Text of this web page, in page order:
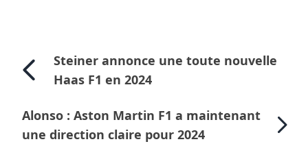
Steiner annonce une toute nouvelle
Haas F1 en 2024
Alonso : Aston Martin F1 a maintenant
une direction claire pour 2024